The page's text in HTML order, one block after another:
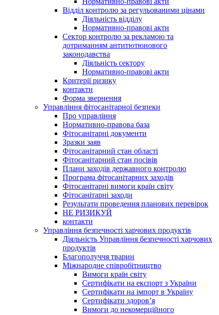
Відділ контролю за регульованими цінами
Діяльність відділу
Нормативно-правові акти
Сектор контролю за рекламою та
дотриманням антитютюнового
законодавства
Діяльність сектору
Нормативно-правові акти
Критерії ризику
контакти
Форма звернення
Управління фітосанітарної безпеки
Про управління
Нормативно-правова база
Фітосанітарні документи
Зразки заяв
Фітосанітарний стан області
Фітосанітарний стан посівів
Плани заходів державного контролю
Програма фітосанітарних заходів
Фітосанітарні вимоги країн світу
Фітосанітарні заходи
Результати проведення планових перевірок
НЕ РИЗИКУЙ
контакти
Управління безпечності харчових продуктів
Діяльність Управління безпечності харчових
продуктів
Благополуччя тварин
Міжнародне співробітництво
Вимоги країн світу
Сертифікати на експорт з України
Сертифікати на імпорт в Україну
Сертифікати здоров’я
Вимоги до некомерційного